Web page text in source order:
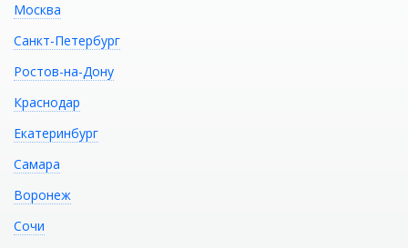
Акриловая ванна GEMY
G9231
Москва
Санкт-Петербург
Ростов-на-Дону
Краснодар
Екатеринбург
Самара
Воронеж
Сочи